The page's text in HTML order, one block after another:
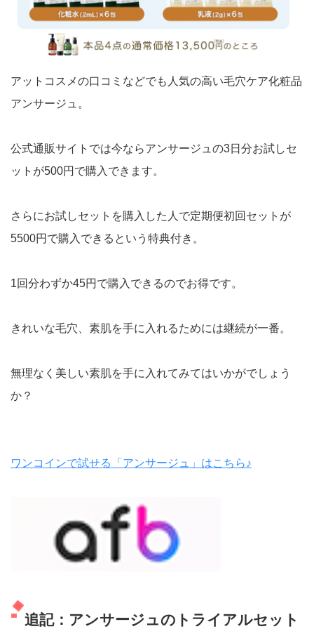
アットコスメの口コミなどでも人気の高い毛穴ケア化粧品
アンサージュ。
公式通販サイトでは今ならアンサージュの3日分お試しセ
ットが500円で購入できます。
さらにお試しセットを購入した人で定期便初回セットが
5500円で購入できるという特典付き。
1回分わずか45円で購入できるのでお得です。
きれいな毛穴、素肌を手に入れるためには継続が一番。
無理なく美しい素肌を手に入れてみてはいかがでしょう
か？
ワンコインで試せる「アンサージュ」はこちら♪
追記：アンサージュのトライアルセット